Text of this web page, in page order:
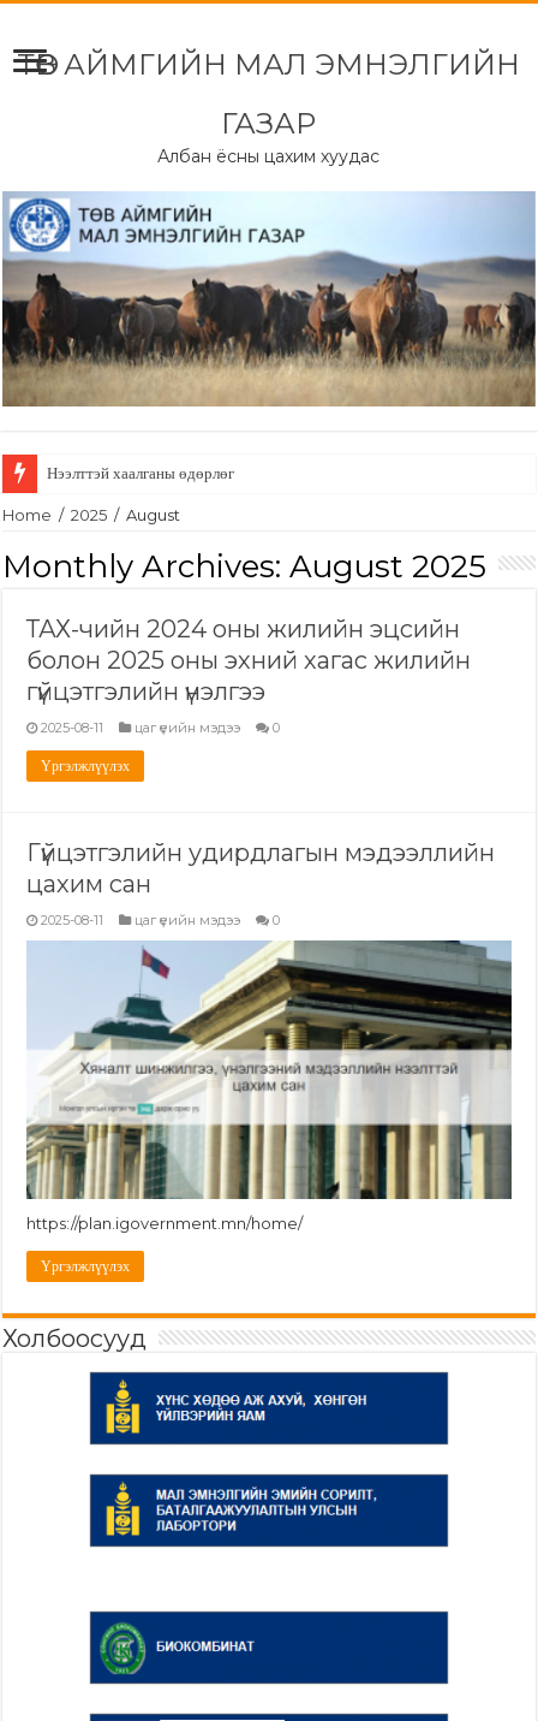
ТӨВ АЙМГИЙН МАЛ ЭМНЭЛГИЙН
ГАЗАР
Албан ёсны цахим хуудас
Нээлттэй хаалганы өдөрлөг
Home / 2025 / August
Monthly Archives:August 2025
ТАХ-чийн 2024 оны жилийн эцсийн
болон 2025 оны эхний хагас жилийн
гүйцэтгэлийн үнэлгээ
2025-08-11 цаг үеийн мэдээ 0
Үргэлжлүүлэх
Гүйцэтгэлийн удирдлагын мэдээллийн
цахим сан
2025-08-11 цаг үеийн мэдээ 0
https://plan.igovernment.mn/home/
Үргэлжлүүлэх
Холбоосууд